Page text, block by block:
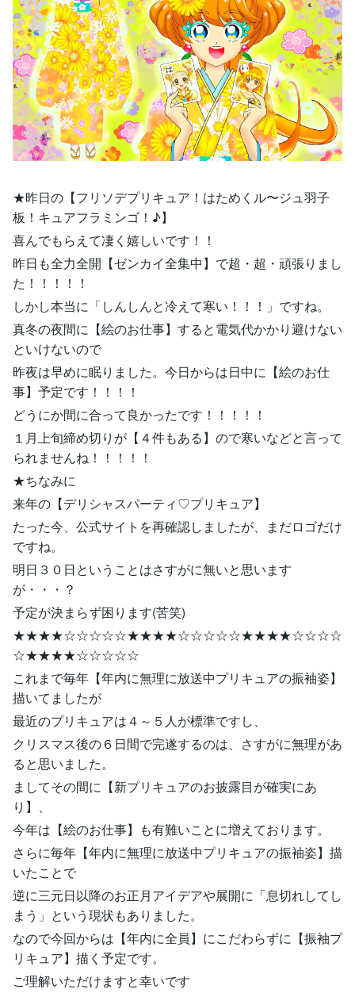
★昨日の【フリソデプリキュア！はためくル〜ジュ羽子
板！キュアフラミンゴ！♪】
喜んでもらえて凄く嬉しいです！！
昨日も全力全開【ゼンカイ全集中】で超・超・頑張りまし
た！！！！！
しかし本当に「しんしんと冷えて寒い！！！」ですね。
真冬の夜間に【絵のお仕事】すると電気代かかり避けない
といけないので
昨夜は早めに眠りました。今日からは日中に【絵のお仕
事】予定です！！！！
どうにか間に合って良かったです！！！！！
１月上旬締め切りが【４件もある】ので寒いなどと言って
られませんね！！！！！
★ちなみに
来年の【デリシャスパーティ♡プリキュア】
たった今、公式サイトを再確認しましたが、まだロゴだけ
ですね。
明日３０日ということはさすがに無いと思います
が・・・？
予定が決まらず困ります(苦笑)
★★★★☆☆☆☆☆★★★★☆☆☆☆☆★★★★☆☆☆☆
☆★★★★☆☆☆☆☆
これまで毎年【年内に無理に放送中プリキュアの振袖姿】
描いてましたが
最近のプリキュアは４～５人が標準ですし、
クリスマス後の６日間で完遂するのは、さすがに無理があ
ると思いました。
ましてその間に【新プリキュアのお披露目が確実にあ
り】、
今年は【絵のお仕事】も有難いことに増えております。
さらに毎年【年内に無理に放送中プリキュアの振袖姿】描
いたことで
逆に三元日以降のお正月アイデアや展開に「息切れしてし
まう」という現状もありました。
なので今回からは【年内に全員】にこだわらずに【振袖プ
リキュア】描く予定です。
ご理解いただけますと幸いです